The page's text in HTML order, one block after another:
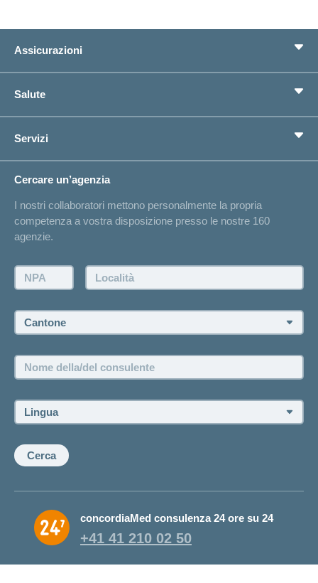
Assicurazioni
Assicurazioni complementari
Previdenza
Cerco un'assicurazione per...
Circostanze di vita
Sull'assicurazione
Salute
Bussola della salute
Servizi
Elenchi degli ospedali
Annuncio d'infortunio
Contatto
Farsi contattare telefonicamente dall'agenzia
Fissare un appuntamento
Offerte di lavoro e carriera
Cercare un’agenzia
I nostri collaboratori mettono personalmente la propria
competenza a vostra disposizione presso le nostre 160
agenzie.
NPA: Località:
Cantone:
Nome
della/del
Lingua:
Cerca
concordiaMed consulenza 24 ore su 24
+41 41 210 02 50